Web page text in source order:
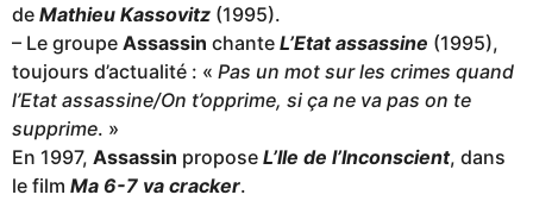
de Mathieu Kassovitz (1995).
– Le groupe Assassin chante L’Etat assassine (1995),
toujours d’actualité : « Pas un mot sur les crimes quand
l’Etat assassine/On t’opprime, si ça ne va pas on te
supprime. »
En 1997, Assassin propose L’Ile de l’Inconscient, dans
le film Ma 6-7 va cracker.